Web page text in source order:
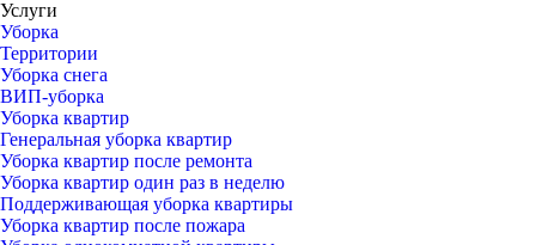
Услуги
Уборка
Территории
Уборка снега
ВИП-уборка
Уборка квартир
Генеральная уборка квартир
Уборка квартир после ремонта
Уборка квартир один раз в неделю
Поддерживающая уборка квартиры
Уборка квартир после пожара